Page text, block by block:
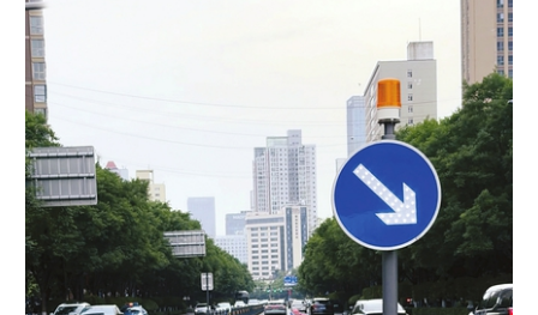
数字经济
学术中国 溯源中国
城市 能源 会展
彩票 娱乐 时尚 悦读
公益 一带一路 亚太网 上市公司